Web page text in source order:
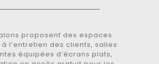
proposent des espaces
l’entretien des clients, salles
équipées d’écrans plats,